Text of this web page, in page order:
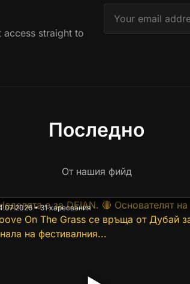
access straight to
Последно
От нашия фийд
• 31 харесвания